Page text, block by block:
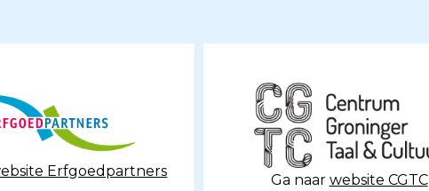
Spreken: de online cursus Gronings spreken voor
Datum: 19 oktober
Erfgoedpartners
Ga naar website CGTC